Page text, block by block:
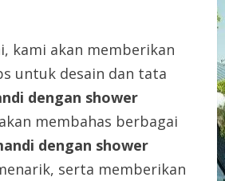
kami akan memberikan
untuk desain dan tata
dengan shower
membahas berbagai
dengan shower
serta memberikan